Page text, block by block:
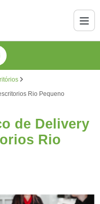
Rio Pequeno
de Delivery
Rio